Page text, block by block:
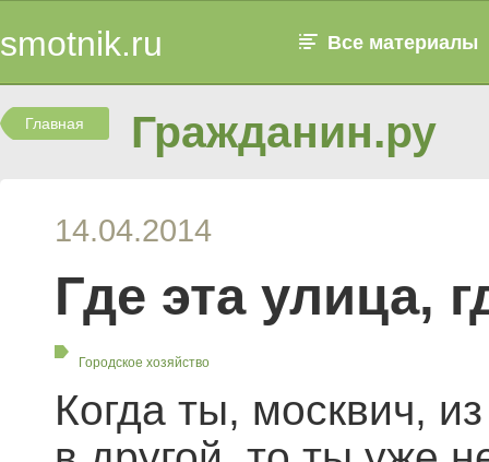
smotnik.ru Все материалы
Главная Гражданин.ру
14.04.2014
Где эта улица,
Городское хозяйство
Когда ты, москвич,